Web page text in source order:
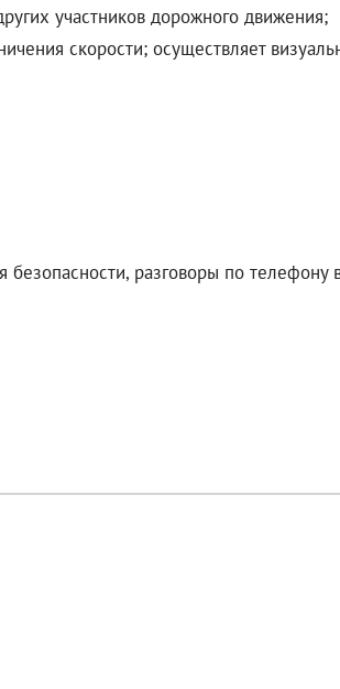
участников дорожного движения;
скорости; осуществляет
безопасности, разговоры по телефону